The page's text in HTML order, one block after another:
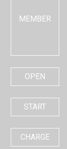
MEMBER
OPEN
START
CHARGE